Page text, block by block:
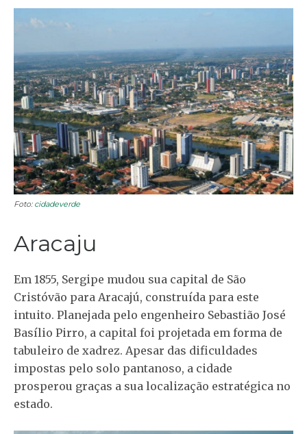
Foto: cidadeverde
Aracaju
Em 1855, Sergipe mudou sua capital de São
Cristóvão para Aracajú, construída para este
intuito. Planejada pelo engenheiro Sebastião José
Basílio Pirro, a capital foi projetada em forma de
tabuleiro de xadrez. Apesar das dificuldades
impostas pelo solo pantanoso, a cidade
prosperou graças a sua localização estratégica no
estado.